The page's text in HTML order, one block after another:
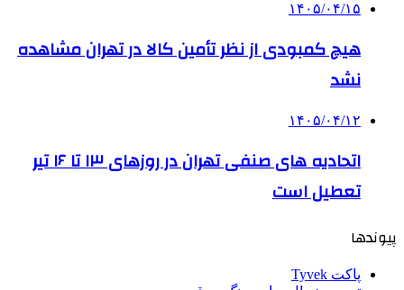
۱۴۰۵/۰۴/۱۵
هیچ کمبودی از نظر تأمین کالا در تهران مشاهده
نشد
۱۴۰۵/۰۴/۱۲
اتحادیه های صنفی تهران در روزهای ۱۳ تا ۱۶ تیر
تعطیل است
پیوندها
پاکت Tyvek